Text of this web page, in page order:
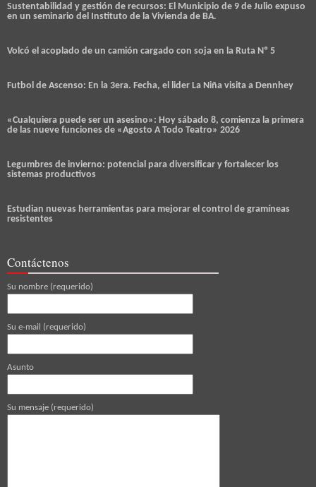
Sustentabilidad y gestión de recursos: El Municipio de 9 de Julio expuso
en un seminario del Instituto de la Vivienda de BA.
Volcó el acoplado de un camión cargado con soja en la Ruta Nº 5
Futbol de Ascenso: En la 3era. Fecha, el lider La Niña visita a Dennhey
«Cualquiera puede ser un asesino»: Hoy sábado 8, comienza la primera
de las nueve funciones de «Agosto A Todo Teatro» 2026
Legumbres de invierno: potencial para diversificar y fortalecer los
sistemas productivos
Estudian nuevas herramientas para mejorar el control de gramíneas
resistentes
Contáctenos
Su nombre (requerido)
Su e-mail (requerido)
Asunto
Su mensaje (requerido)